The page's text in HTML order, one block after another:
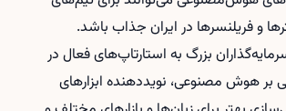
و فریلنسرها در ایران جذاب باشد.
بزرگ به استارتاپ‌های فعال در
بر هوش مصنوعی، نویددهنده ابزارهای